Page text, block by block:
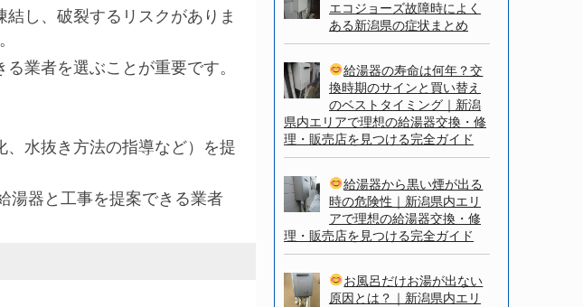
し、破裂するリスクがありま
業者を選ぶことが重要です。
水抜き方法の指導など）を提
湯器と工事を提案できる業者
エコジョーズ故障時によく
ある新潟県の症状まとめ
給湯器の寿命は何年？交
換時期のサインと買い替え
のベストタイミング｜新潟
県内エリアで理想の給湯器交換・修
理・販売店を見つける完全ガイド
給湯器から黒い煙が出る
時の危険性｜新潟県内エリ
アで理想の給湯器交換・修
理・販売店を見つける完全ガイド
お風呂だけお湯が出ない
原因とは？｜新潟県内エリ